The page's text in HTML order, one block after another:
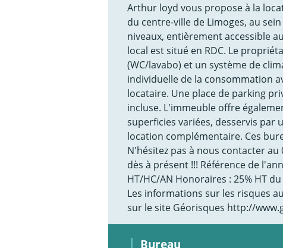
Arthur loyd vous propose à la
du centre-ville de Limoges, au
niveaux, entièrement accessible
local est situé en RDC. Le
(WC/lavabo) et un système de
individuelle de la consommation
locataire. Une place de parking
incluse. L'immeuble offre
superficies variées, desservis par
location complémentaire. Ces
N'hésitez pas à nous contacter
dès à présent !!! Référence de
HT/HC/AN Honoraires : 25% HT
Les informations sur les risques
sur le site Géorisques http://
Bureau